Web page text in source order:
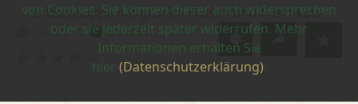
von Cookies. Sie können dieser auch widersprechen
oder sie jederzeit später widerrufen. Mehr
Informationen erhalten Sie
hier (Datenschutzerklärung).
Erbsensuppe mit grünen Erbsen und Frischkäse
Zubereitungszeit:
50 Min Schwierigkeit:
einfach